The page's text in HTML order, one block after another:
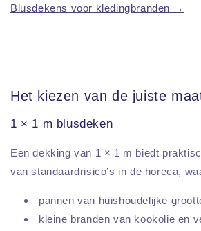
Blusdekens voor kledingbranden →
Het kiezen van de juiste
1 × 1 m blusdeken
Een dekking van 1 × 1 m biedt
van standaardrisico’s in de horeca,
pannen van huishoudelijke
kleine branden van kookolie en